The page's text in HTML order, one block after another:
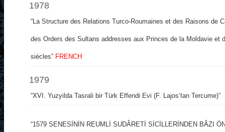
1978
“La Structure des Relations Turco-Roumaines et des Raisons de
des Orders des Sultans addresses aux Princes de la Moldavie et
siécles” FRENCH
1979
“XVI. Yuzyilda Tasrali bir Türk Effendi Evi (F. Lajos’tan Tercume)”
“1579 SENESİNİN REUMLİ SUDÂRETİ SİCİLLERİNDEN BÂZI